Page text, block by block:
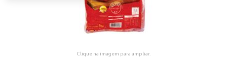
Clique na imagem para ampliar.